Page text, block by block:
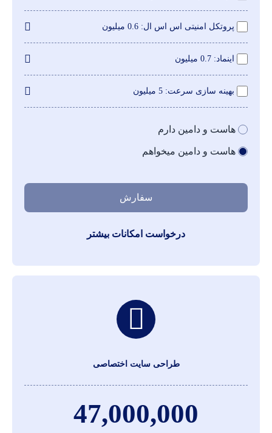
پروتکل امنیتی اس اس ال 0.6 میلیون
اینماد 0.7 میلیون
بهینه سازی سرعت 5 میلیون
هاست و دامین دارم
هاست و دامین میخواهم
سفارش
درخواست امکانات بیشتر
طراحی سایت اختصاصی
47,000,000